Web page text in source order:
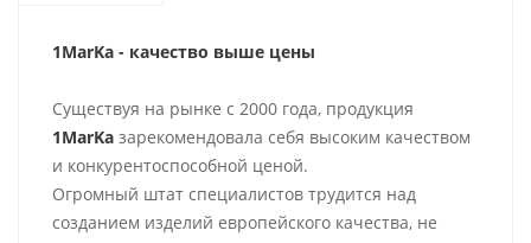
1MarKa - качество выше цены
Существуя на рынке с 2000 года, продукция
1MarKa зарекомендовала себя высоким качеством
и конкурентоспособной ценой.
Огромный штат специалистов трудится над
созданием изделий европейского качества, не